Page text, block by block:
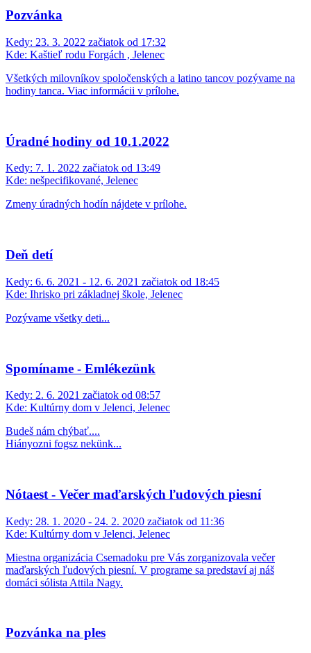
Pozvánka
Kedy: 23. 3. 2022 začiatok od 17:32
Kde: Kaštieľ rodu Forgách , Jelenec
Všetkých milovníkov spoločenských a latino tancov pozývame na
hodiny tanca. Viac informácii v prílohe.
Úradné hodiny od 10.1.2022
Kedy: 7. 1. 2022 začiatok od 13:49
Kde: nešpecifikované, Jelenec
Zmeny úradných hodín nájdete v prílohe.
Deň detí
Kedy: 6. 6. 2021 - 12. 6. 2021 začiatok od 18:45
Kde: Ihrisko pri základnej škole, Jelenec
Pozývame všetky deti...
Spomíname - Emlékezünk
Kedy: 2. 6. 2021 začiatok od 08:57
Kde: Kultúrny dom v Jelenci, Jelenec
Budeš nám chýbať....
Hiányozni fogsz nekünk...
Nótaest - Večer maďarských ľudových piesní
Kedy: 28. 1. 2020 - 24. 2. 2020 začiatok od 11:36
Kde: Kultúrny dom v Jelenci, Jelenec
Miestna organizácia Csemadoku pre Vás zorganizovala večer
maďarských ľudových piesní. V programe sa predstaví aj náš
domáci sólista Attila Nagy.
Pozvánka na ples